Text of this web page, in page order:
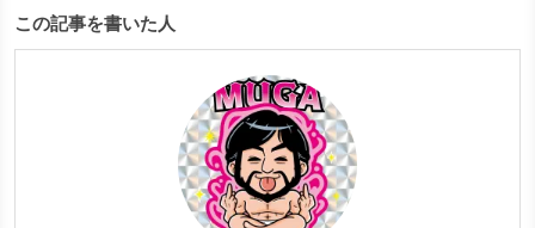
この記事を書いた人